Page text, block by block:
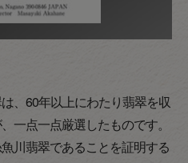
、60年以上にわたり翡翠を収
一点一点厳選したものです。
川翡翠であることを証明する